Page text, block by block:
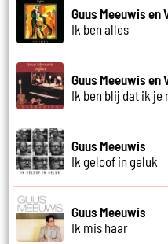
Guus Meeuwis en
Ik ben alles
Guus Meeuwis en
Ik ben blij dat ik je
Guus Meeuwis
Ik geloof in geluk
Guus Meeuwis
Ik mis haar